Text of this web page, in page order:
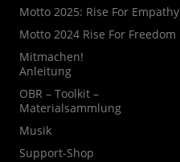
Motto 2025: Rise For Empathy
Motto 2024 Rise For Freedom
Mitmachen!
Anleitung
OBR – Toolkit –
Materialsammlung
Musik
Support-Shop